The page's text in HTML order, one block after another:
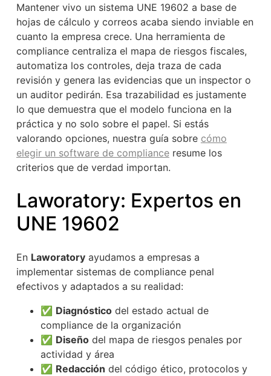
Mantener vivo un sistema UNE 19602 a base de
hojas de cálculo y correos acaba siendo inviable en
cuanto la empresa crece. Una herramienta de
compliance centraliza el mapa de riesgos fiscales,
automatiza los controles, deja traza de cada
revisión y genera las evidencias que un inspector o
un auditor pedirán. Esa trazabilidad es justamente
lo que demuestra que el modelo funciona en la
práctica y no solo sobre el papel. Si estás
valorando opciones, nuestra guía sobre cómo
elegir un software de complianceresume los
criterios que de verdad importan.
Laworatory: Expertos en
UNE 19602
En Laworatoryayudamos a empresas a
implementar sistemas de compliance penal
efectivos y adaptados a su realidad:
✅ Diagnósticodel estado actual de
compliance de la organización
✅ Diseñodel mapa de riesgos penales por
actividad y área
✅ Redacción del código ético, protocolos y